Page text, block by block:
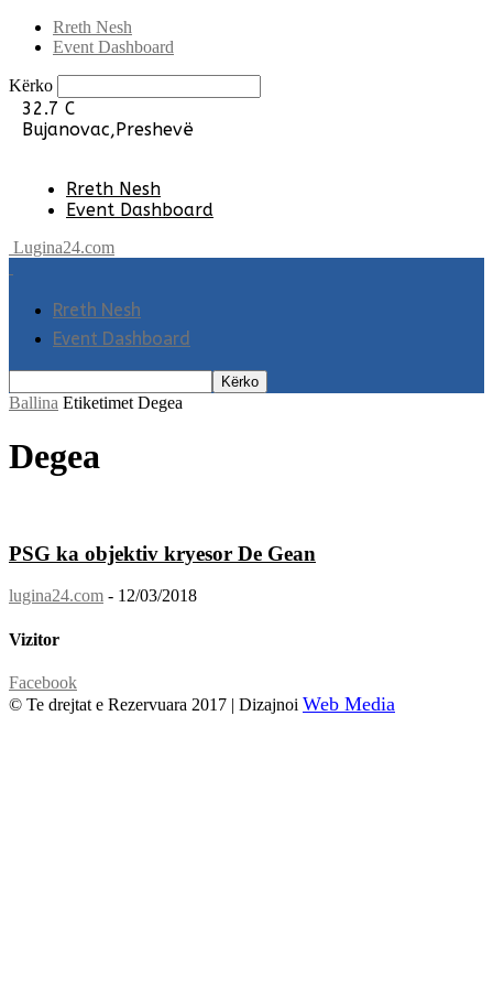
Rreth Nesh
Event Dashboard
Kërko
32.7 C
Bujanovac,Preshevë
Rreth Nesh
Event Dashboard
Lugina24.com
Rreth Nesh
Event Dashboard
Ballina Etiketimet Degea
Degea
PSG ka objektiv kryesor De Gean
lugina24.com - 12/03/2018
Vizitor
Facebook
© Te drejtat e Rezervuara 2017 | Dizajnoi Web Media